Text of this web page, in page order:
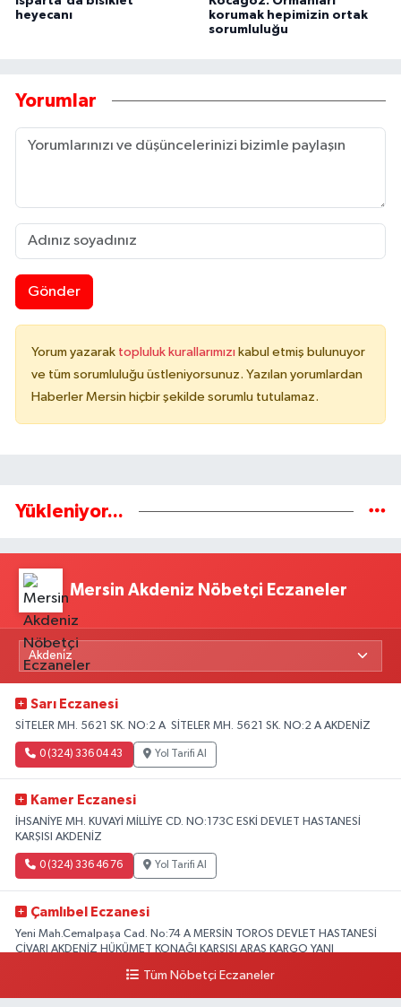
heyecanı
korumak hepimizin ortak
sorumluluğu
Yorumlar
Gönder
Yorum yazarak topluluk kurallarımızı kabul etmiş bulunuyor
ve tüm sorumluluğu üstleniyorsunuz. Yazılan yorumlardan
Haberler Mersin hiçbir şekilde sorumlu tutulamaz.
Yükleniyor...
Mersin Akdeniz Nöbetçi Eczaneler
Sarı Eczanesi
SİTELER MH. 5621 SK. NO:2 A SİTELER MH. 5621 SK. NO:2 A AKDENİZ
0 (324) 336 04 43 Yol Tarifi Al
Kamer Eczanesi
İHSANİYE MH. KUVAYİ MİLLİYE CD. NO:173C ESKİ DEVLET HASTANESİ
KARŞISI AKDENİZ
0 (324) 336 46 76 Yol Tarifi Al
Çamlıbel Eczanesi
Yeni Mah.Cemalpaşa Cad. No:74 A MERSİN TOROS DEVLET HASTANESİ
CİVARI AKDENİZ HÜKÜMET KONAĞI KARŞISI ARAS KARGO YANI
Yol Tarifi Al
Tüm Nöbetçi Eczaneler